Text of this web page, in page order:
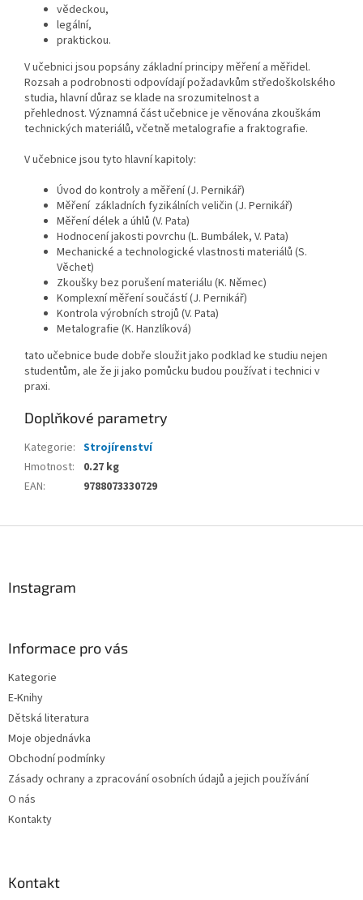
vědeckou,
legální,
praktickou.
V učebnici jsou popsány základní principy měření a měřidel.
Rozsah a podrobnosti odpovídají požadavkům středoškolského
studia, hlavní důraz se klade na srozumitelnost a
přehlednost. Významná část učebnice je věnována zkouškám
technických materiálů, včetně metalografie a fraktografie.
V učebnice jsou tyto hlavní kapitoly:
Úvod do kontroly a měření (J. Pernikář)
Měření základních fyzikálních veličin (J. Pernikář)
Měření délek a úhlů (V. Pata)
Hodnocení jakosti povrchu (L. Bumbálek, V. Pata)
Mechanické a technologické vlastnosti materiálů (S.
Věchet)
Zkoušky bez porušení materiálu (K. Němec)
Komplexní měření součástí (J. Pernikář)
Kontrola výrobních strojů (V. Pata)
Metalografie (K. Hanzlíková)
tato učebnice bude dobře sloužit jako podklad ke studiu nejen
studentům, ale že ji jako pomůcku budou používat i technici v
praxi.
Doplňkové parametry
Kategorie: Strojírenství
Hmotnost:
0.27 kg
EAN: 9788073330729
Instagram
Informace pro vás
Kategorie
E-Knihy
Dětská literatura
Moje objednávka
Obchodní podmínky
Zásady ochrany a zpracování osobních údajů a jejich používání
O nás
Kontakty
Kontakt